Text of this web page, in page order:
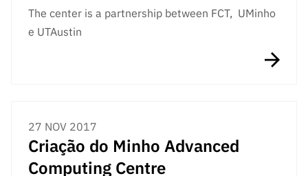
The center is a partnership between FCT, UMinho
e UTAustin
27 NOV 2017
Criação do Minho Advanced
Computing Centre